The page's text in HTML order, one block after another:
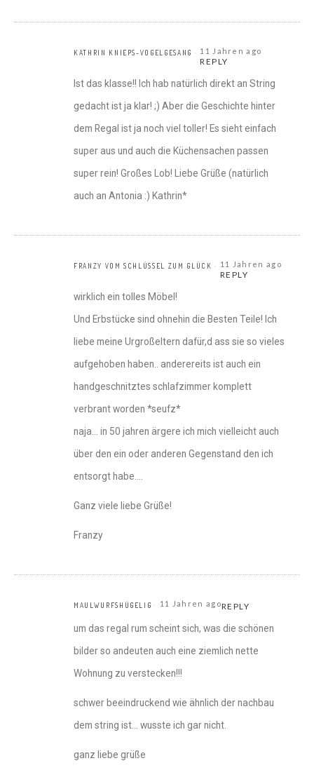
KATHRIN KNIEPS-VOGELGESANG 11 Jahren ago
REPLY
Ist das klasse!! Ich hab natürlich direkt an String
gedacht ist ja klar! ;) Aber die Geschichte hinter
dem Regal ist ja noch viel toller! Es sieht einfach
super aus und auch die Küchensachen passen
super rein! Großes Lob! Liebe Grüße (natürlich
auch an Antonia :) Kathrin*
FRANZY VOM SCHLÜSSEL ZUM GLÜCK 11 Jahren ago
REPLY
wirklich ein tolles Möbel!
Und Erbstücke sind ohnehin die Besten Teile! Ich
liebe meine Urgroßeltern dafür,d ass sie so vieles
aufgehoben haben.. anderereits ist auch ein
handgeschnitztes schlafzimmer komplett
verbrant worden *seufz*
naja… in 50 jahren ärgere ich mich vielleicht auch
über den ein oder anderen Gegenstand den ich
entsorgt habe….
Ganz viele liebe Grüße!
Franzy
MAULWURFSHÜGELIG 11 Jahren agoREPLY
um das regal rum scheint sich, was die schönen
bilder so andeuten auch eine ziemlich nette
Wohnung zu verstecken!!!
schwer beeindruckend wie ähnlich der nachbau
dem string ist… wusste ich gar nicht.
ganz liebe grüße